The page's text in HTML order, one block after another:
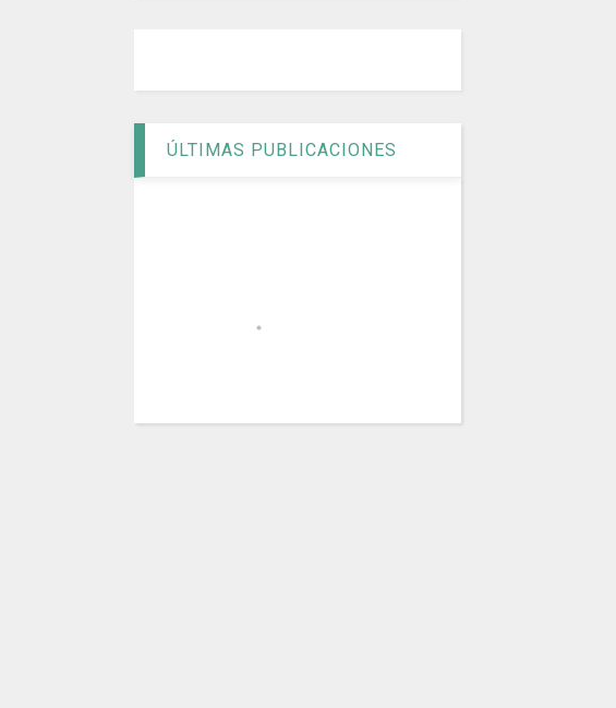
ÚLTIMAS PUBLICACIONES